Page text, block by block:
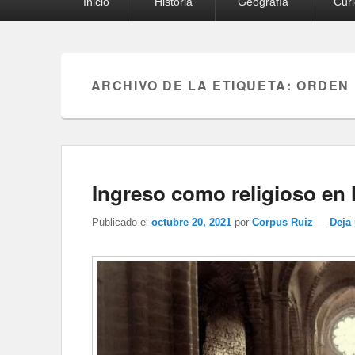
ARCHIVO DE LA ETIQUETA:
Ingreso como religioso en
Publicado el octubre 20, 2021 por Corpus Ruiz —